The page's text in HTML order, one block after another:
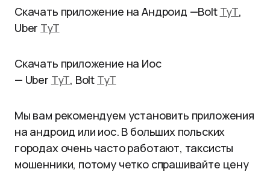
Скачать приложение на Андроид —Bolt ТуТ,
Uber ТуТ
Скачать приложение на Иос
— Uber ТуТ, Bolt ТуТ
Мы вам рекомендуем установить приложения
на андроид или иос. В больших польских
городах очень часто работают, таксисты
мошенники, потому четко спрашивайте цену